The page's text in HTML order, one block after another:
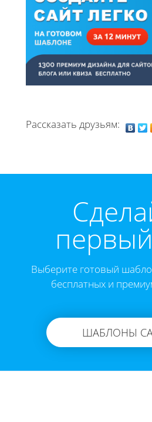
Рассказать друзьям:
Выберите готовый
бесплатных и
ШАБЛОНЫ